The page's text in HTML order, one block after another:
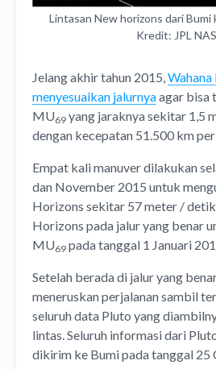
Lintasan New horizons dari Bumi
Kredit: JPL
Jelang akhir tahun 2015,
menyesuaikan jalurnyaagar bisa
MU69 yang jaraknya sekitar 1,5
dengan kecepatan 51.500 km
Empat kali manuver dilakukan
dan November 2015 untuk
Horizons sekitar 57 meter /
Horizons pada jalur yang benar
MU69 pada tanggal 1 Januari
Setelah berada di jalur yang
meneruskan perjalanan sambil
seluruh data Pluto yang
lintas. Seluruh informasi dari
dikirim ke Bumi pada tanggal